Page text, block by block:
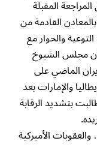
المقبلة
القادمة من
والحوار مع
أن مجلس الشيوخ
الماضي على
والإمارات بعد
بتشديد الرقابة
الأميركية